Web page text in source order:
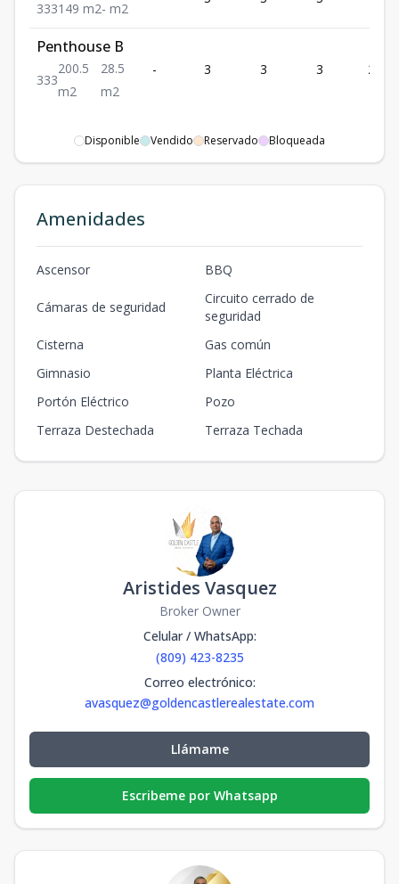
333149 m2- m2
Penthouse B
333
200.5
m2
28.5
m2
- 3 3 3 200.5
Disponible Vendido Reservado Bloqueada
Amenidades
Ascensor BBQ
Cámaras de seguridad
Circuito cerrado de
seguridad
Cisterna
Gas común
Gimnasio
Planta Eléctrica
Portón Eléctrico
Pozo
Terraza Destechada
Terraza Techada
Aristides Vasquez
Broker Owner
Celular / WhatsApp:
(809) 423-8235
Correo electrónico:
avasquez@goldencastlerealestate.com
Llámame
Escribeme por Whatsapp